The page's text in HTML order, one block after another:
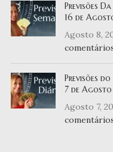
Previsões
16 de
Agosto 8,
Previsões
7 de
Agosto 7,